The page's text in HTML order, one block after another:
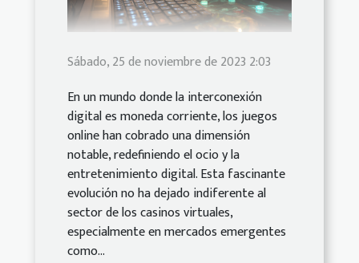
Sábado, 25 de noviembre de 2023 2:03
En un mundo donde la interconexión
digital es moneda corriente, los juegos
online han cobrado una dimensión
notable, redefiniendo el ocio y la
entretenimiento digital. Esta fascinante
evolución no ha dejado indiferente al
sector de los casinos virtuales,
especialmente en mercados emergentes
como...